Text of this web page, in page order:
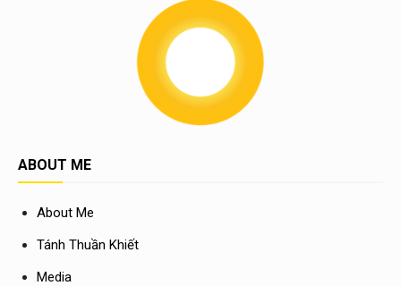
ABOUT ME
About Me
Tánh Thuần Khiết
Media